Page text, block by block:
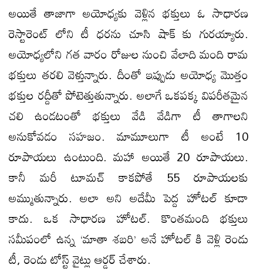
అయితే తాజాగా అయోధ్యకు వెళ్లిన భక్తులు ఓ సాధారణ
రెస్టారెంట్ లోని టీ ధరను చూసి షాక్ కు గురయ్యారు.
అయోధ్యలోని గత వారం రోజుల నుంచి వేలాది మంది రామ
భక్తులు తరలి వెళ్తున్నారు. దీంతో ఇప్పుడు అయోధ్య మొత్తం
భక్తుల రద్దీతో పోటెత్తుతున్నారు. అలాగే ఒకపక్క విపరీతమైన
చలి ఉండటంతో భక్తులు వేడి వేడిగా టీ తాగాలని
అనుకోవడం సహజం. మామూలుగా టీ అంటే 10
రూపాయలు ఉంటుంది. మహా అయితే 20 రూపాయలు.
కానీ మరీ టూమచ్ కాకపోతే 55 రూపాయలకు
అమ్ముతున్నారు. అలా అని అదేమీ పెద్ద హోటల్ కూడా
కాదు. ఒక సాధారణ హోటల్. కొంతమంది భక్తులు
సమీపంలో ఉన్న ‘మాతా శబరి’ అనే హోటల్ కి వెళ్లి రెండు
టీ, రెండు టోస్ట్ వైట్లు ఆర్డర్ చేశారు.